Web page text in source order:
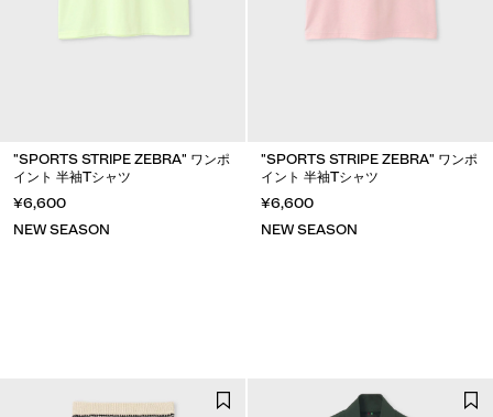
"SPORTS STRIPE ZEBRA" ワンポ
イント 半袖Tシャツ
¥6,600
NEW SEASON
"SPORTS STRIPE ZEBRA" ワンポ
イント 半袖Tシャツ
¥6,600
NEW SEASON